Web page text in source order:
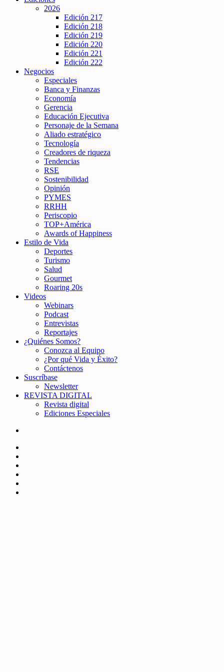
2026
Edición 217
Edición 218
Edición 219
Edición 220
Edición 221
Edición 222
Negocios
Especiales
Banca y Finanzas
Economía
Gerencia
Educación Ejecutiva
Personaje de la Semana
Aliado estratégico
Tecnología
Creadores de riqueza
Tendencias
RSE
Sostenibilidad
Opinión
PYMES
RRHH
Periscopio
TOP+América
Awards of Happiness
Estilo de Vida
Deportes
Turismo
Salud
Gourmet
Roaring 20s
Videos
Webinars
Podcast
Entrevistas
Reportajes
¿Quiénes Somos?
Conozca al Equipo
¿Por qué Vida y Éxito?
Contáctenos
Suscríbase
Newsletter
REVISTA DIGITAL
Revista digital
Ediciones Especiales